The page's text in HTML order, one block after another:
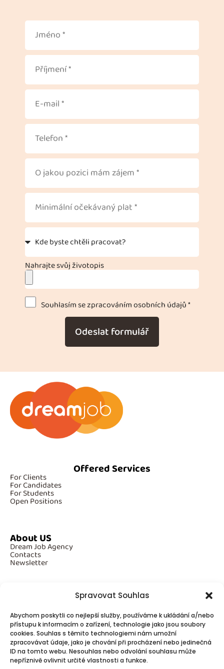
Spravovat Souhlas
Abychom poskytli co nejlepší služby, používáme k ukládání a/nebo
přístupu k informacím o zařízení, technologie jako jsou soubory
cookies. Souhlas s těmito technologiemi nám umožní
zpracovávat údaje, jako je chování při procházení nebo jedinečná
ID na tomto webu. Nesouhlas nebo odvolání souhlasu může
nepříznivě ovlivnit určité vlastnosti a funkce.
Nahrajte svůj životopis
Souhlasím se zpracováním osobních údajů *
Odeslat formulář
Offered Services
For Clients
For Candidates
For Students
Open Positions
About US
Dream Job Agency
Contacts
Newsletter
Additional Information
GDPR
Cookies
Follow Us